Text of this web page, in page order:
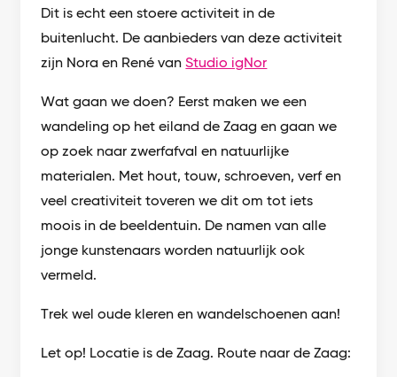
Dit is echt een stoere activiteit in de
buitenlucht. De aanbieders van deze activiteit
zijn Nora en René vanStudio igNor
Wat gaan we doen? Eerst maken we een
wandeling op het eiland de Zaag en gaan we
op zoek naar zwerfafval en natuurlijke
materialen. Met hout, touw, schroeven, verf en
veel creativiteit toveren we dit om tot iets
moois in de beeldentuin. De namen van alle
jonge kunstenaars worden natuurlijk ook
vermeld.
Trek wel oude kleren en wandelschoenen aan!
Let op! Locatie is de Zaag. Route naar de Zaag: